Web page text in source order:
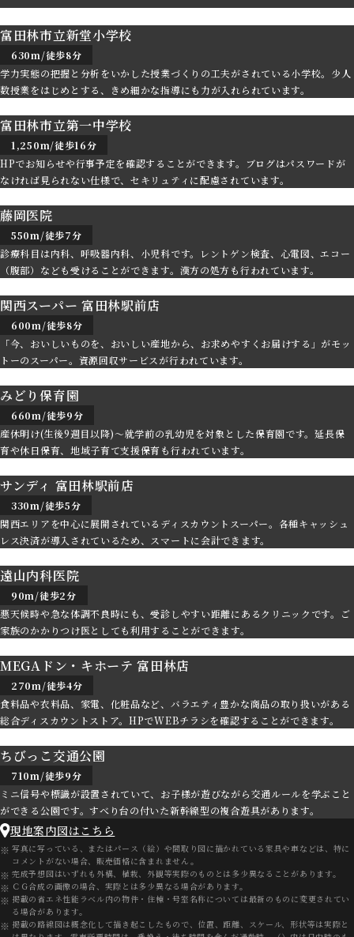
富田林市立新堂小学校
630m/徒歩8分
学力実態の把握と分析をいかした授業づくりの工夫がされている小学校。少人
数授業をはじめとする、きめ細かな指導にも力が入れられています。
富田林市立第一中学校
1,250m/徒歩16分
HPでお知らせや行事予定を確認することができます。ブログはパスワードが
なければ見られない仕様で、セキリュティに配慮されています。
藤岡医院
550m/徒歩7分
診療科目は内科、呼吸器内科、小児科です。レントゲン検査、心電図、エコー
（腹部）なども受けることができます。漢方の処方も行われています。
関西スーパー 富田林駅前店
600m/徒歩8分
「今、おいしいものを、おいしい産地から、お求めやすくお届けする」がモッ
トーのスーパー。資源回収サービスが行われています。
みどり保育園
660m/徒歩9分
産休明け(生後9週目以降)～就学前の乳幼児を対象とした保育園です。延長保
育や休日保育、地域子育て支援保育も行われています。
サンディ 富田林駅前店
330m/徒歩5分
関西エリアを中心に展開されているディスカウントスーパー。各種キャッシュ
レス決済が導入されているため、スマートに会計できます。
遠山内科医院
90m/徒歩2分
悪天候時や急な体調不良時にも、受診しやすい距離にあるクリニックです。ご
家族のかかりつけ医としても利用することができます。
MEGAドン・キホーテ 富田林店
270m/徒歩4分
食料品や衣料品、家電、化粧品など、バラエティ豊かな商品の取り扱いがある
総合ディスカウントストア。HPでWEBチラシを確認することができます。
ちびっこ交通公園
710m/徒歩9分
ミニ信号や標識が設置されていて、お子様が遊びながら交通ルールを学ぶこと
ができる公園です。すべり台の付いた新幹線型の複合遊具があります。
現地案内図はこちら
写真に写っている、またはパース（絵）や間取り図に描かれている家具や車などは、特に
コメントがない場合、販売価格に含まれません。
完成予想図はいずれも外構、植栽、外観等実際のものとは多少異なることがあります。
ＣＧ合成の画像の場合、実際とは多少異なる場合があります。
掲載の省エネ性能ラベル内の物件・住棟・号室名称については最新のものに変更されてい
る場合があります。
掲載の路線図は概念化して描き起こしたもので、位置、距離、スケール、形状等は実際と